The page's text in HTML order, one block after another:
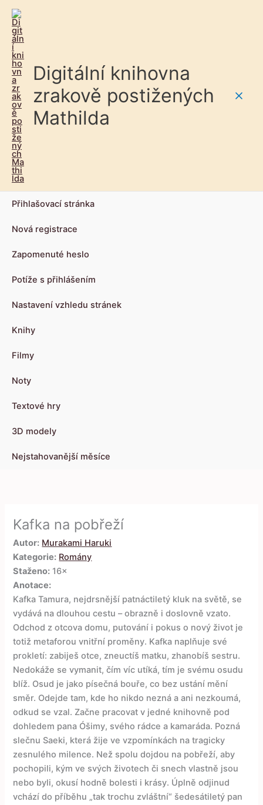
Digitální knihovna
zrakově postižených
Mathilda
Přihlašovací stránka
Nová registrace
Zapomenuté heslo
Potíže s přihlášením
Nastavení vzhledu stránek
Knihy
Filmy
Noty
Textové hry
3D modely
Nejstahovanější měsíce
Kafka na pobřeží
Autor: Murakami Haruki
Kategorie: Romány
Staženo: 16×
Anotace:
Kafka Tamura, nejdrsnější patnáctiletý kluk na světě, se
vydává na dlouhou cestu – obrazně i doslovně vzato.
Odchod z otcova domu, putování i pokus o nový život je
totiž metaforou vnitřní proměny. Kafka naplňuje své
prokletí: zabiješ otce, zneuctíš matku, zhanobíš sestru.
Nedokáže se vymanit, čím víc utíká, tím je svému osudu
blíž. Osud je jako písečná bouře, co bez ustání mění
směr. Odejde tam, kde ho nikdo nezná a ani nezkoumá,
odkud se vzal. Začne pracovat v jedné knihovně pod
dohledem pana Óšimy, svého rádce a kamaráda. Pozná
slečnu Saeki, která žije ve vzpomínkách na tragicky
zesnulého milence. Než spolu dojdou na pobřeží, aby
pochopili, kým ve svých životech či snech vlastně jsou
nebo byli, okusí hodně bolesti i krásy. Úplně odjinud
vchází do příběhu „tak trochu zvláštní“ šedesátiletý pan